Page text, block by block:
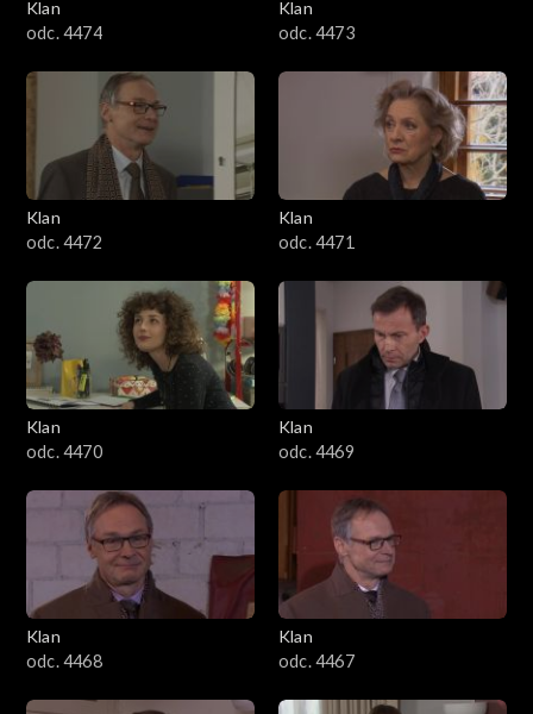
Klan
odc. 4474
Klan
odc. 4473
Klan
odc. 4472
Klan
odc. 4471
Klan
odc. 4470
Klan
odc. 4469
Klan
odc. 4468
Klan
odc. 4467